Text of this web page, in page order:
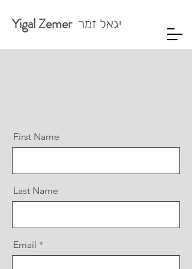
Yigal Zemer יגאל זמר
First Name
Last Name
Email